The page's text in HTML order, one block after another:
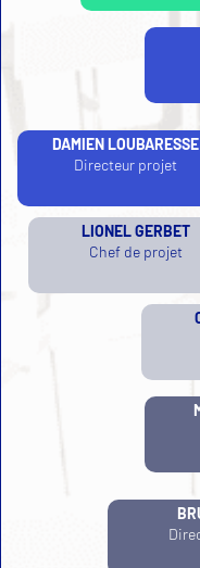
DAMIEN LOUBARESSE
Directeur projet
LIONEL GERBET
Chef de projet